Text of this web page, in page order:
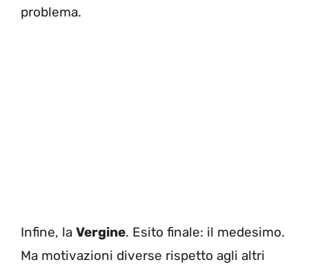
problema.
Infine, la Vergine. Esito finale: il medesimo.
Ma motivazioni diverse rispetto agli altri